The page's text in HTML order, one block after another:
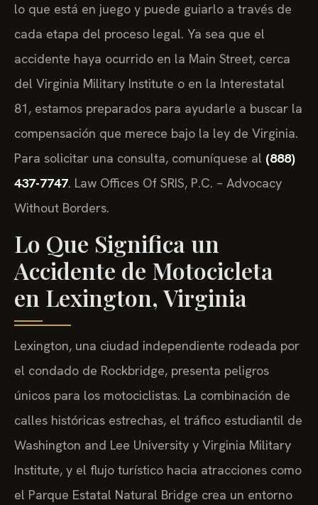
lo que está en juego y puede guiarlo a través de
cada etapa del proceso legal. Ya sea que el
accidente haya ocurrido en la Main Street, cerca
del Virginia Military Institute o en la Interestatal
81, estamos preparados para ayudarle a buscar la
compensación que merece bajo la ley de Virginia.
Para solicitar una consulta, comuníquese al (888)
437-7747. Law Offices Of SRIS, P.C. – Advocacy
Without Borders.
Lo Que Significa un
Accidente de Motocicleta
en Lexington, Virginia
Lexington, una ciudad independiente rodeada por
el condado de Rockbridge, presenta peligros
únicos para los motociclistas. La combinación de
calles históricas estrechas, el tráfico estudiantil de
Washington and Lee University y Virginia Military
Institute, y el flujo turístico hacia atracciones como
el Parque Estatal Natural Bridge crea un entorno